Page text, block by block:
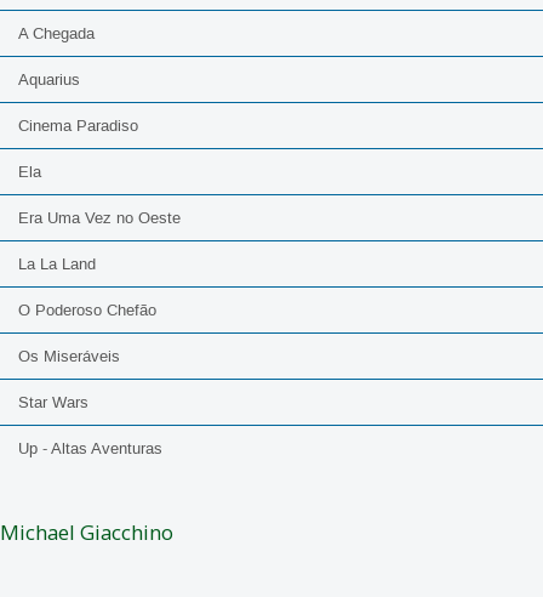
A Chegada
Aquarius
Cinema Paradiso
Ela
Era Uma Vez no Oeste
La La Land
O Poderoso Chefão
Os Miseráveis
Star Wars
Up - Altas Aventuras
Michael Giacchino